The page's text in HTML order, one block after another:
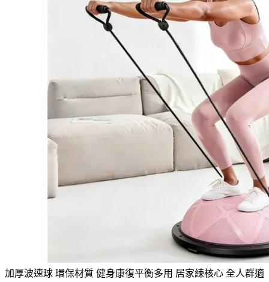
加厚波速球 環保材質 健身康復平衡多用 居家練核心 全人群適